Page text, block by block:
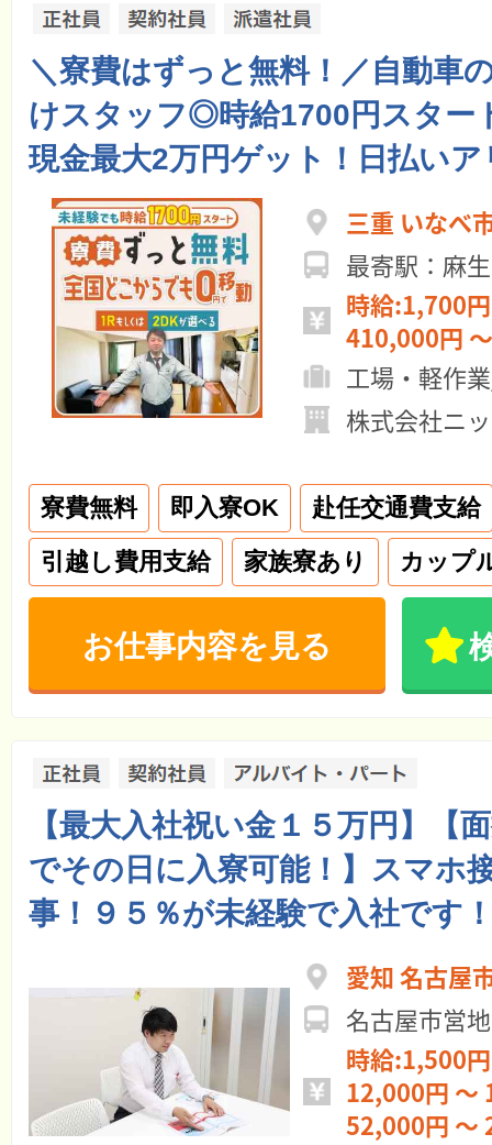
＼寮費はずっと無料！／自動車
けスタッフ◎時給1700円スター
現金最大2万円ゲット！日払い
三重 いなべ
最寄駅：麻
時給:1,700
410,000円
工場・軽作
株式会社ニ
寮費無料 即入寮OK
赴任交通費支給
引越し費用支給
家族寮あり カップ
お仕事内容を見る
【最大入社祝い金１５万円】【
でその日に入寮可能！】スマホ
事！９５％が未経験で入社です
愛知 名古屋
名古屋市営
時給:1,500
12,000円 ～
52,000円 ～